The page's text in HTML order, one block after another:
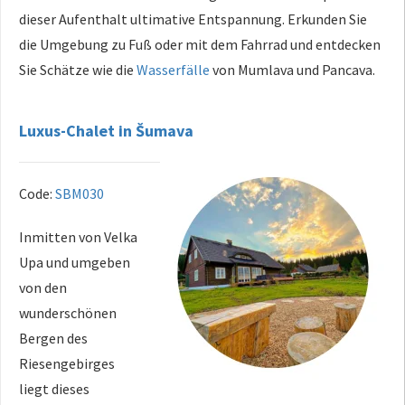
dieser Aufenthalt ultimative Entspannung. Erkunden Sie
die Umgebung zu Fuß oder mit dem Fahrrad und entdecken
Sie Schätze wie die Wasserfälle von Mumlava und Pancava.
Luxus-Chalet in Šumava
Code: SBM030
Inmitten von Velka
Upa und umgeben
von den
wunderschönen
Bergen des
Riesengebirges
liegt dieses